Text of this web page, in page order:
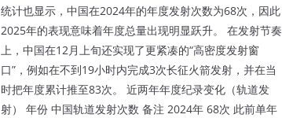
统计也显示，中国在2024年的年度发射次数为68次，因此
2025年的表现意味着年度总量出现明显跃升。​ 在发射节奏
上，中国在12月上旬还实现了更紧凑的“高密度发射窗
口”，例如在不到19小时内完成3次长征火箭发射，并在当
时把年度累计推至83次。​ 近两年年度纪录变化（轨道发
射） 年份 中国轨道发射次数 备注 2024年 68次 此前单年